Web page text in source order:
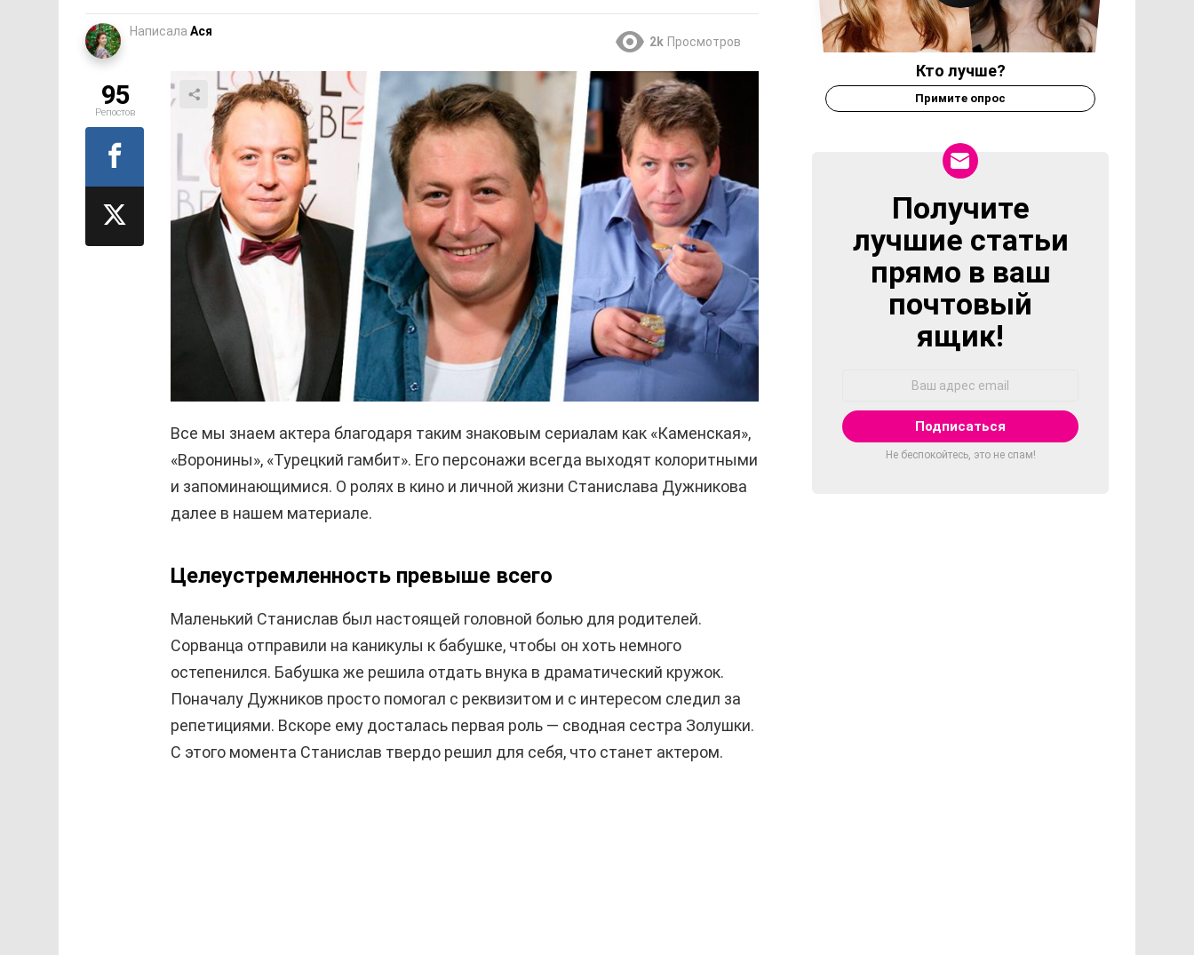
Написала Ася
2k Просмотров
Все мы знаем актера благодаря таким знаковым сериалам как «Каменская»,
«Воронины», «Турецкий гамбит». Его персонажи всегда выходят колоритными
и запоминающимися. О ролях в кино и личной жизни Станислава Дужникова
далее в нашем материале.
Целеустремленность превыше всего
Маленький Станислав был настоящей головной болью для родителей.
Сорванца отправили на каникулы к бабушке, чтобы он хоть немного
остепенился. Бабушка же решила отдать внука в драматический кружок.
Поначалу Дужников просто помогал с реквизитом и с интересом следил за
репетициями. Вскоре ему досталась первая роль — сводная сестра Золушки.
С этого момента Станислав твердо решил для себя, что станет актером.
95
Репостов
Кто лучше?
Примите опрос
NEWSLETTER
Получите
лучшие статьи
прямо в ваш
почтовый
ящик!
Не беспокойтесь, это не спам!